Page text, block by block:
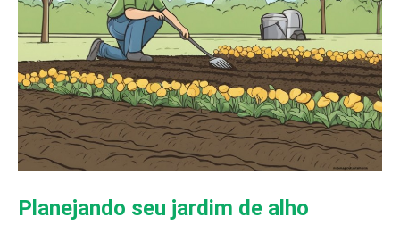
Planejando seu jardim de alho